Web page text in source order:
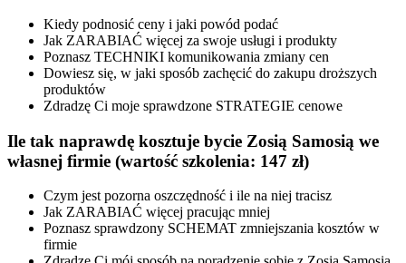
Kiedy podnosić ceny i jaki powód podać
Jak ZARABIAĆ więcej za swoje usługi i produkty
Poznasz TECHNIKI komunikowania zmiany cen
Dowiesz się, w jaki sposób zachęcić do zakupu droższych
produktów
Zdradzę Ci moje sprawdzone STRATEGIE cenowe
Ile tak naprawdę kosztuje bycie Zosią Samosią we
własnej firmie (wartość szkolenia: 147 zł)
Czym jest pozorna oszczędność i ile na niej tracisz
Jak ZARABIAĆ więcej pracując mniej
Poznasz sprawdzony SCHEMAT zmniejszania kosztów w
firmie